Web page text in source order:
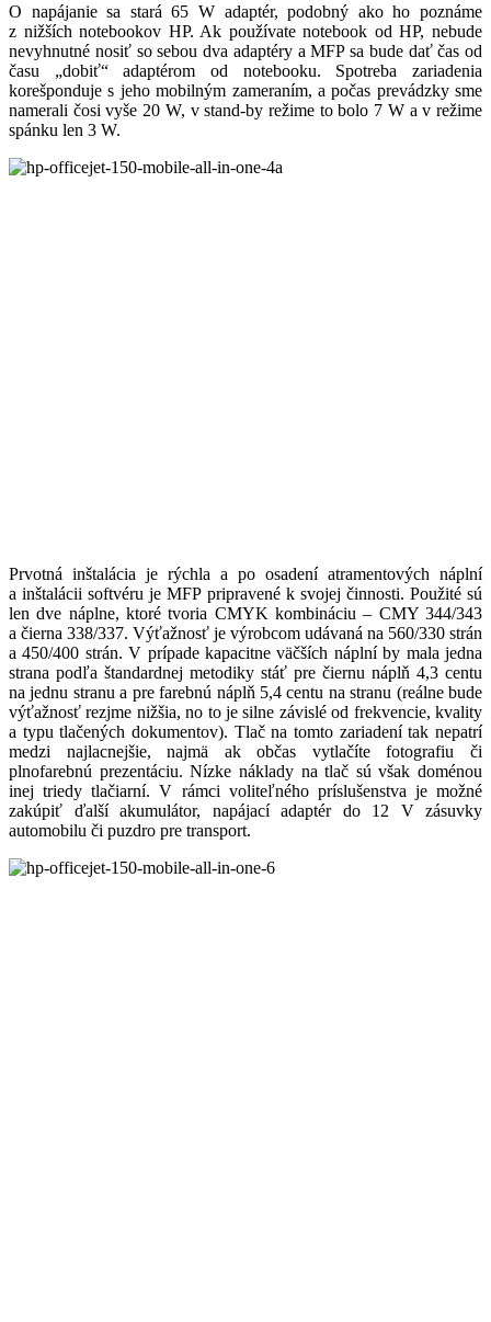
O napájanie sa stará 65 W adaptér, podobný ako ho poznáme
z nižších notebookov HP. Ak používate notebook od HP, nebude
nevyhnutné nosiť so sebou dva adaptéry a MFP sa bude dať čas od
času „dobiť“ adaptérom od notebooku. Spotreba zariadenia
korešponduje s jeho mobilným zameraním, a počas prevádzky sme
namerali čosi vyše 20 W, v stand-by režime to bolo 7 W a v režime
spánku len 3 W.
Prvotná inštalácia je rýchla a po osadení atramentových náplní
a inštalácii softvéru je MFP pripravené k svojej činnosti. Použité sú
len dve náplne, ktoré tvoria CMYK kombináciu – CMY 344/343
a čierna 338/337. Výťažnosť je výrobcom udávaná na 560/330 strán
a 450/400 strán. V prípade kapacitne väčších náplní by mala jedna
strana podľa štandardnej metodiky stáť pre čiernu náplň 4,3 centu
na jednu stranu a pre farebnú náplň 5,4 centu na stranu (reálne bude
výťažnosť rezjme nižšia, no to je silne závislé od frekvencie, kvality
a typu tlačených dokumentov). Tlač na tomto zariadení tak nepatrí
medzi najlacnejšie, najmä ak občas vytlačíte fotografiu či
plnofarebnú prezentáciu. Nízke náklady na tlač sú však doménou
inej triedy tlačiarní. V rámci voliteľného príslušenstva je možné
zakúpiť ďalší akumulátor, napájací adaptér do 12 V zásuvky
automobilu či puzdro pre transport.